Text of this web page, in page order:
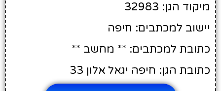
מיקוד הגן: 32983
יישוב למכתבים: חיפה
כתובת למכתבים: ** מחשב **
כתובת הגן: חיפה יגאל אלון 33